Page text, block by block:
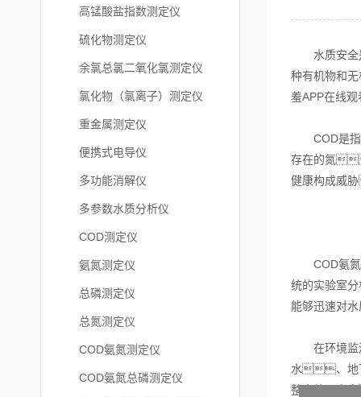
高锰酸盐指数测定仪
硫化物测定仪
余氯总氯二氧化氯测定仪
氯化物（氯离子）测定仪
重金属测定仪
便携式电导仪
多功能消解仪
多参数水质分析仪
COD测定仪
氨氮测定仪
总磷测定仪
总氮测定仪
COD氨氮测定仪
COD氨氮总磷测定仪
水质安全
种有机物和
羞APP在线
COD是指
存在的氮
健康构成威
COD氨氮
统的实验室
能够迅速对
在环境监
水、地
整水处理方